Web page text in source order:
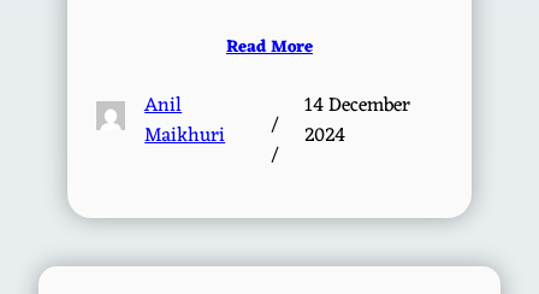
Read More
Anil
Maikhuri
/
/
14 December
2024